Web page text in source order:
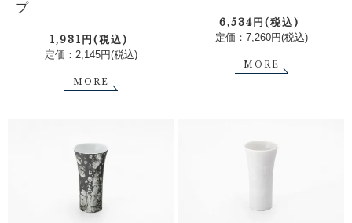
プ
1,931円(税込)
定価：2,145円(税込)
MORE
6,534円(税込)
定価：7,260円(税込)
MORE